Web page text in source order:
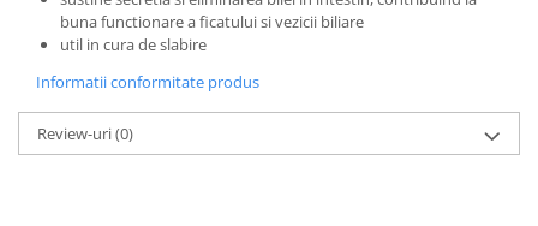
buna functionare a ficatului si vezicii biliare
util in cura de slabire
Informatii conformitate produs
Review-uri(0)